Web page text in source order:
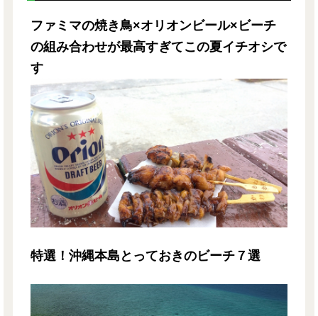
ファミマの焼き鳥×オリオンビール×ビーチ
の組み合わせが最高すぎてこの夏イチオシで
す
特選！沖縄本島とっておきのビーチ７選